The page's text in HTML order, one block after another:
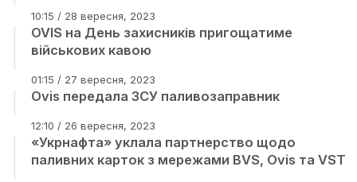
10:15 / 28 вересня, 2023
OVIS на День захисників пригощатиме
військових кавою
01:15 / 27 вересня, 2023
Ovis передала ЗСУ паливозаправник
12:10 / 26 вересня, 2023
«Укрнафта» уклала партнерство щодо
паливних карток з мережами BVS, Ovis та VST